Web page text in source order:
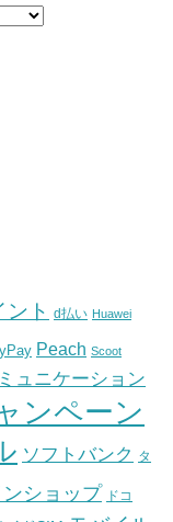
ント d払い Huawei
Peach Scoot
ュニケーション
ンペーン
ソフトバンク タ
ンショップ ドコ